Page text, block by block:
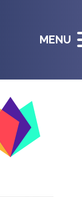
MENU